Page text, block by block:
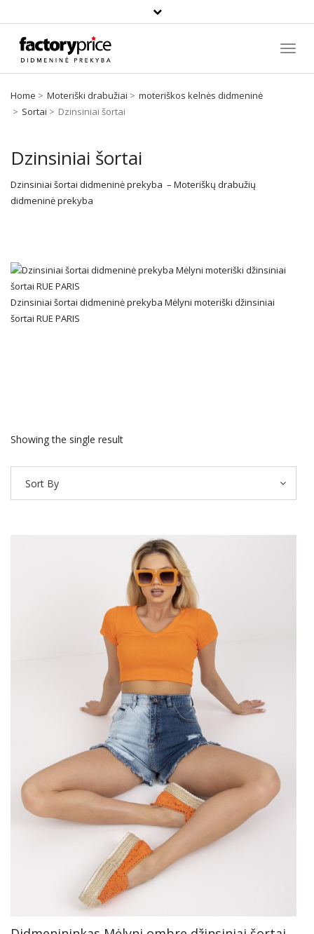
Paieška
Home Moteriški drabužiai
moteriškos kelnės didmeninė
Sortai
Dzinsiniai šortai
Dzinsiniai šortai
Dzinsiniai šortai didmeninė prekyba – Moteriškų drabužių
didmeninė prekyba
Dzinsiniai šortai didmeninė prekyba Mėlyni moteriški džinsiniai
šortai RUE PARIS
Showing the single result
Sort By